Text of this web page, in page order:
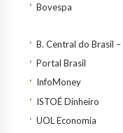
Bovespa
B. Central do Brasil
Portal Brasil
InfoMoney
ISTOÉ Dinheiro
UOL Economia